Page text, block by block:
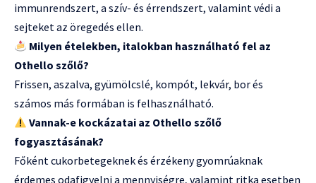
immunrendszert, a szív- és érrendszert, valamint védi a
sejteket az öregedés ellen.
Milyen ételekben, italokban használható fel az
Othello szőlő?
Frissen, aszalva, gyümölcslé, kompót, lekvár, bor és
számos más formában is felhasználható.
Vannak-e kockázatai az Othello szőlő
fogyasztásának?
Főként cukorbetegeknek és érzékeny gyomrúaknak
érdemes odafigyelni a mennyiségre, valamint ritka esetben